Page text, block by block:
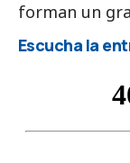
forman un
Escucha la